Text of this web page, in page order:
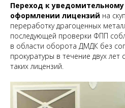
Переход к
оформлении лицензий на
переработку драгоценных
последующей проверки ФПП
в области оборота ДМДК без
прокуратуры в течение двух
таких лицензий.